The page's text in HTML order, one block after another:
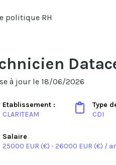
politique RH
à jour le 18/06/2026
Etablissement :
CLARITEAM
Type
CDI
Salaire
25000 EUR (€) - 26000 EUR (€) /